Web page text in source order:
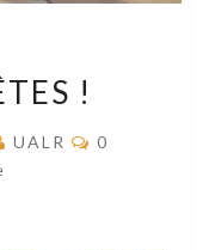
!
UALR
0